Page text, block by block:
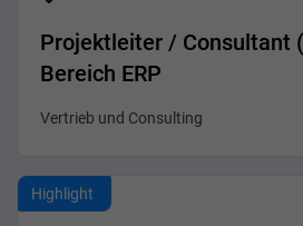
Projektleiter / Consultant
Bereich ERP
Vertrieb und Consulting
Highlight